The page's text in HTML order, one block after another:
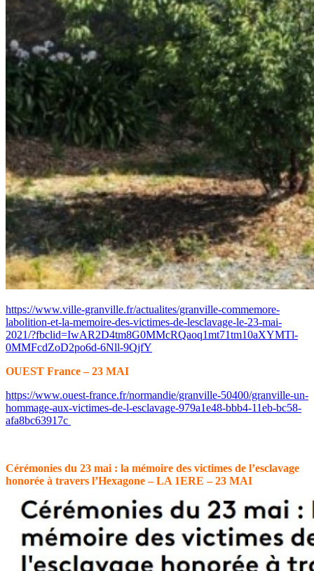
https://www.ville-granville.fr/actualites/granville-commemore-
labolition-et-la-memoire-des-victimes-de-lesclavage-le-23-mai-
2021/?fbclid=IwAR2D4tm8G0MMcRQaoq1mt71tm10aXYMTl-
0MMFcdZoD2po6d-6Nll-9QjfY
OUEST France – 23 MAI
https://www.ouest-france.fr/normandie/granville-50400/granville-un-
hommage-aux-victimes-de-l-esclavage-979a1e48-bbb4-11eb-bc58-
afa8bc63917c
Cérémonies du 23 mai : la mémoire des victimes de l’esclavage
honorée à travers l’Hexagone – LA 1ERE – 23 MAI